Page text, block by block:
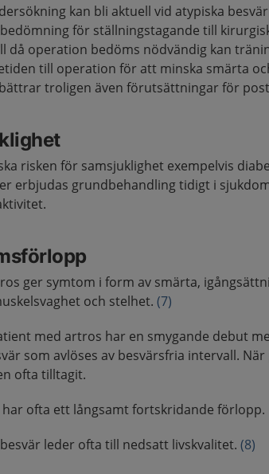
kan bli aktuell vid atypiska
för ställningstagande till
då operation bedöms nödvändig kan
till operation för att minska smärta
troligen även förutsättningar för
risken för samsjuklighet exempelvis
erbjudas grundbehandling tidigt i
ger symtom i form av smärta,
och stelhet.(7)
med artros har en smygande debut
som avlöses av besvärsfria intervall.
ofta tilltagit.
har ofta ett långsamt fortskridande förlopp.
leder ofta till nedsatt livskvalitet.(8)